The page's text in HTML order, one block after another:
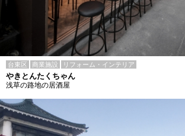
台東区 商業施設 リフォーム・インテリア
やきとんたくちゃん
浅草の路地の居酒屋